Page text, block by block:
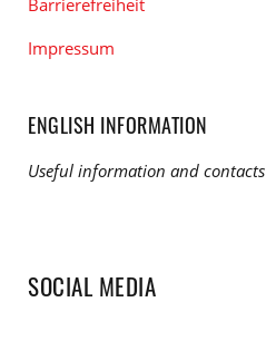
Impressum
ENGLISH INFORMATION
Useful information and contacts
SOCIAL MEDIA